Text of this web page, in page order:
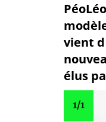
vient
élus
1/1